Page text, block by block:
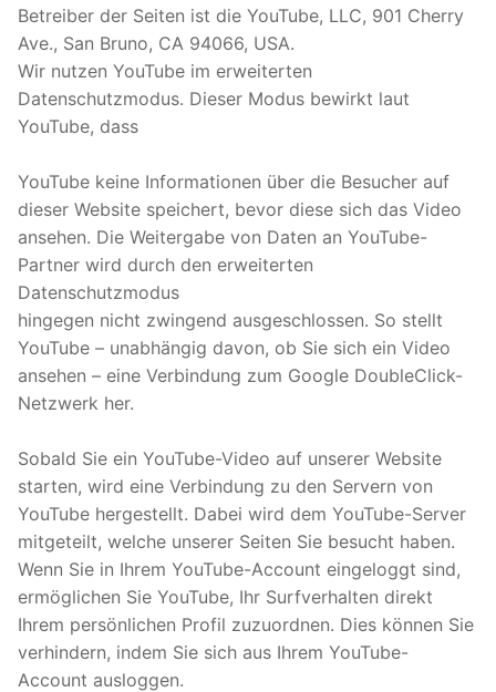
Betreiber der Seiten ist die YouTube, LLC, 901 Cherry
Ave., San Bruno, CA 94066, USA.
Wir nutzen YouTube im erweiterten
Datenschutzmodus. Dieser Modus bewirkt laut
YouTube, dass
YouTube keine Informationen über die Besucher auf
dieser Website speichert, bevor diese sich das Video
ansehen. Die Weitergabe von Daten an YouTube-
Partner wird durch den erweiterten
Datenschutzmodus
hingegen nicht zwingend ausgeschlossen. So stellt
YouTube – unabhängig davon, ob Sie sich ein Video
ansehen – eine Verbindung zum Google DoubleClick-
Netzwerk her.
Sobald Sie ein YouTube-Video auf unserer Website
starten, wird eine Verbindung zu den Servern von
YouTube hergestellt. Dabei wird dem YouTube-Server
mitgeteilt, welche unserer Seiten Sie besucht haben.
Wenn Sie in Ihrem YouTube-Account eingeloggt sind,
ermöglichen Sie YouTube, Ihr Surfverhalten direkt
Ihrem persönlichen Profil zuzuordnen. Dies können Sie
verhindern, indem Sie sich aus Ihrem YouTube-
Account ausloggen.